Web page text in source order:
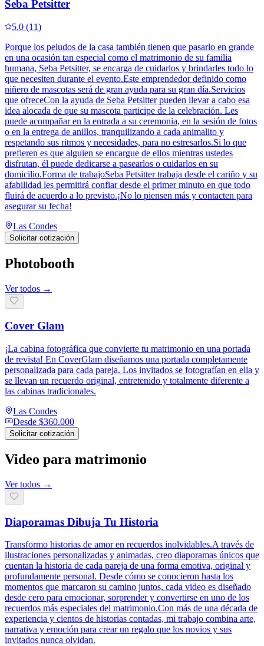
Seba Petsitter
5.0 (11)
Porque los peludos de la casa también tienen que pasarlo en grande
en una ocasión tan especial como el matrimonio de su familia
humana, Seba Petsitter, se encarga de cuidarlos y brindarles todo lo
que necesiten durante el evento.Este emprendedor definido como
niñero de mascotas será de gran ayuda para su gran día.Servicios
que ofreceCon la ayuda de Seba Petsitter pueden llevar a cabo esa
idea alocada de que su mascota participe de la celebración. Les
puede acompañar en la entrada a su ceremonia, en la sesión de fotos
o en la entrega de anillos, tranquilizando a cada animalito y
respetando sus ritmos y necesidades, para no estresarlos.Si lo que
prefieren es que alguien se encargue de ellos mientras ustedes
disfrutan, él puede dedicarse a pasearlos o cuidarlos en su
domicilio.Forma de trabajoSeba Petsitter trabaja desde el cariño y su
afabilidad les permitirá confiar desde el primer minuto en que todo
fluirá de acuerdo a lo previsto.¡No lo piensen más y contacten para
asegurar su fecha!
Las Condes
Solicitar cotización
Photobooth
Ver todos →
Cover Glam
¡La cabina fotográfica que convierte tu matrimonio en una portada
de revista! En CoverGlam diseñamos una portada completamente
personalizada para cada pareja. Los invitados se fotografían en ella y
se llevan un recuerdo original, entretenido y totalmente diferente a
las cabinas tradicionales.
Las Condes
Desde $360.000
Solicitar cotización
Video para matrimonio
Ver todos →
Diaporamas Dibuja Tu Historia
Transformo historias de amor en recuerdos inolvidables.A través de
ilustraciones personalizadas y animadas, creo diaporamas únicos que
cuentan la historia de cada pareja de una forma emotiva, original y
profundamente personal. Desde cómo se conocieron hasta los
momentos que marcaron su camino juntos, cada video es diseñado
desde cero para emocionar, sorprender y convertirse en uno de los
recuerdos más especiales del matrimonio.Con más de una década de
experiencia y cientos de historias contadas, mi trabajo combina arte,
narrativa y emoción para crear un regalo que los novios y sus
invitados nunca olvidan.